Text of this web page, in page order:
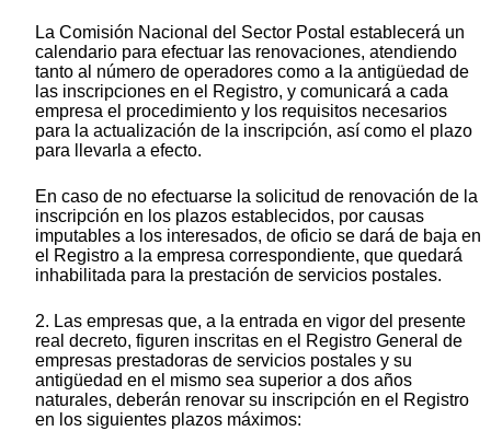
La Comisión Nacional del Sector Postal establecerá un
calendario para efectuar las renovaciones, atendiendo
tanto al número de operadores como a la antigüedad de
las inscripciones en el Registro, y comunicará a cada
empresa el procedimiento y los requisitos necesarios
para la actualización de la inscripción, así como el plazo
para llevarla a efecto.
En caso de no efectuarse la solicitud de renovación de la
inscripción en los plazos establecidos, por causas
imputables a los interesados, de oficio se dará de baja en
el Registro a la empresa correspondiente, que quedará
inhabilitada para la prestación de servicios postales.
2. Las empresas que, a la entrada en vigor del presente
real decreto, figuren inscritas en el Registro General de
empresas prestadoras de servicios postales y su
antigüedad en el mismo sea superior a dos años
naturales, deberán renovar su inscripción en el Registro
en los siguientes plazos máximos: